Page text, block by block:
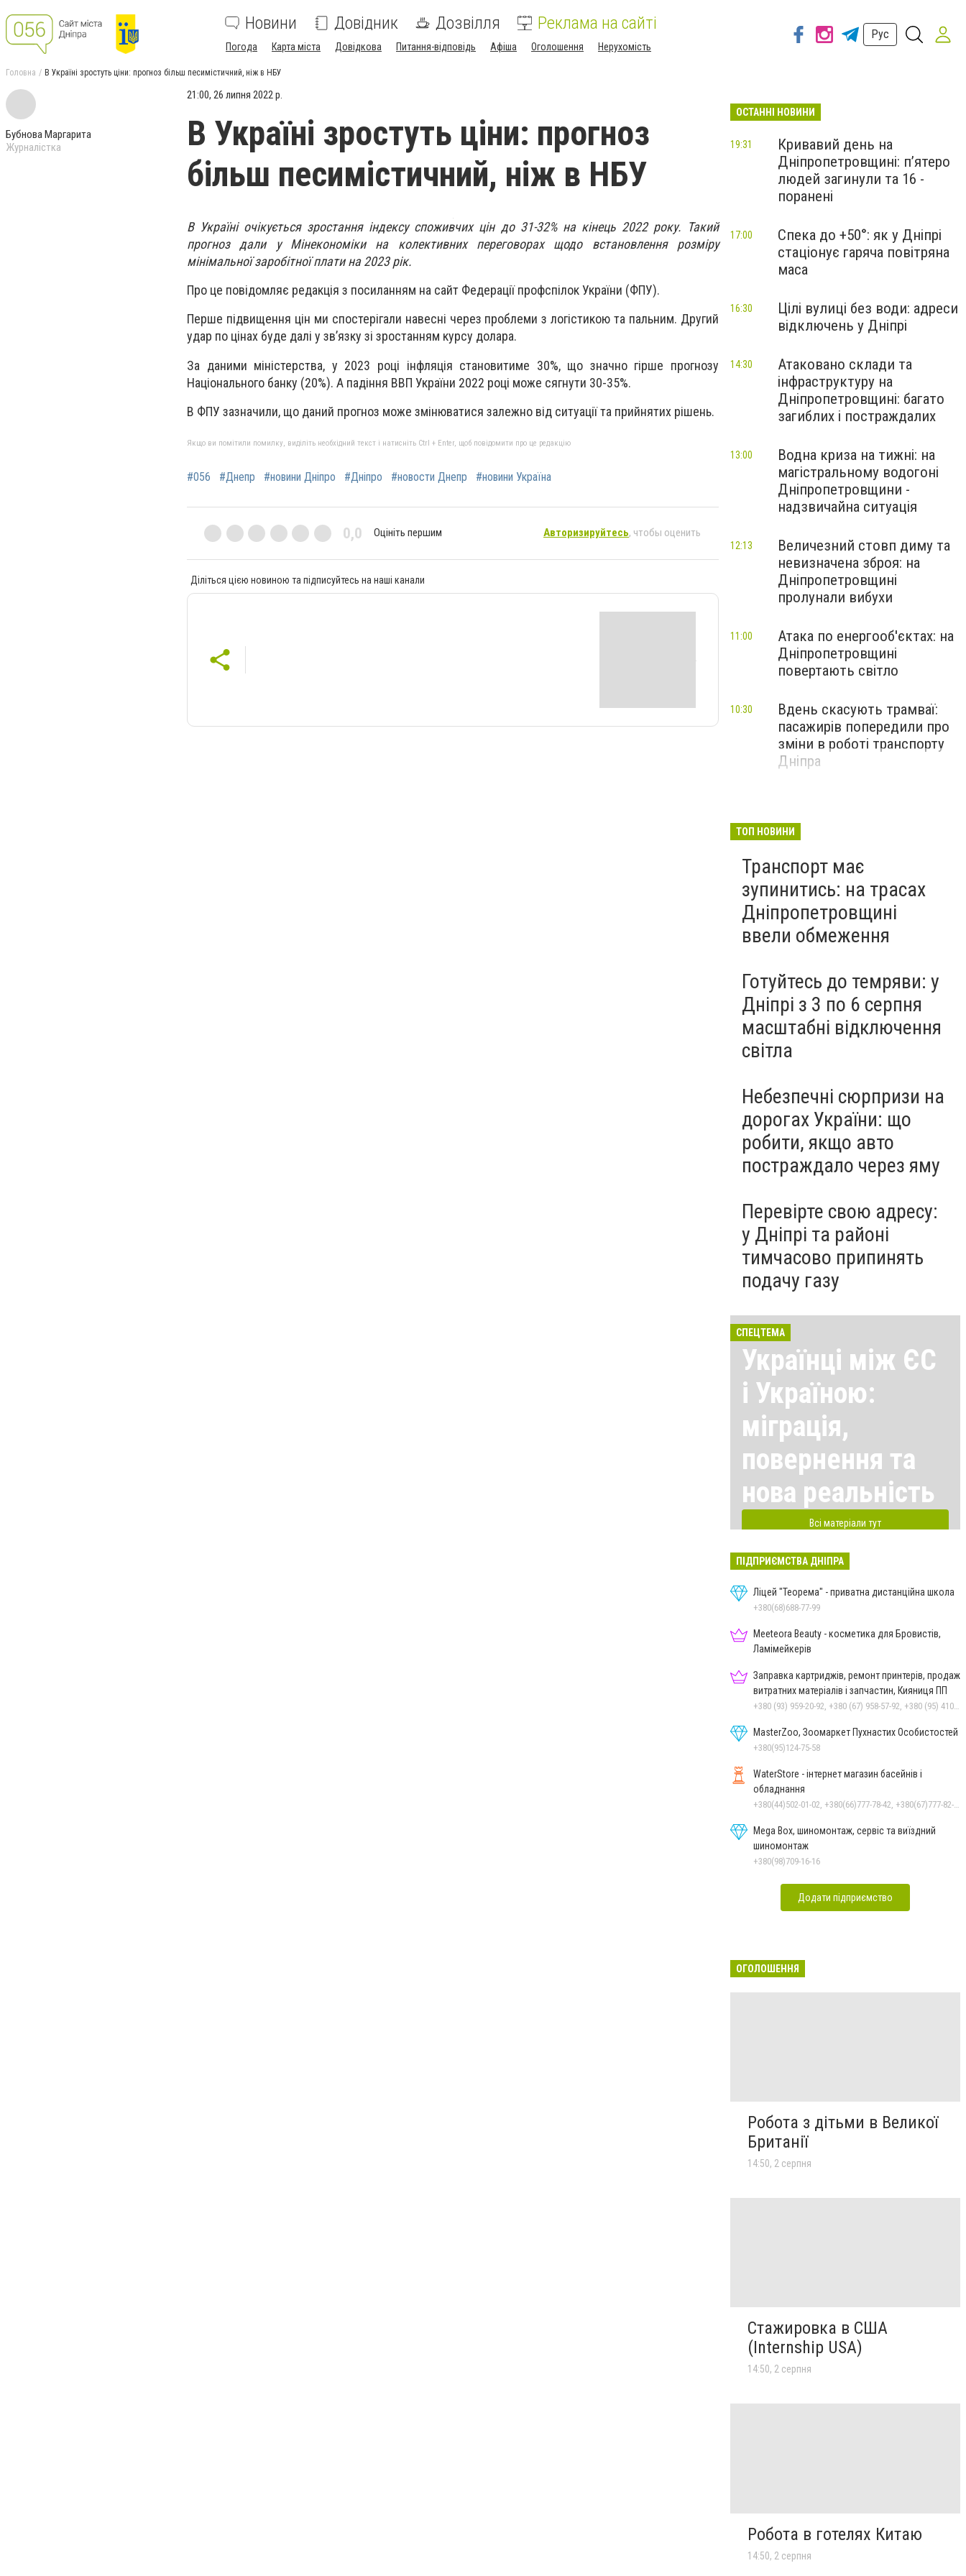
Новини Довідник Дозвілля Реклама на сайті
Погода Карта міста Довідкова Питання-відповідь Афіша Оголошення Нерухомість
Рус
Головна В Україні зростуть ціни: прогноз більш песимістичний, ніж в НБУ
Бубнова Маргарита
Журналістка
21:00, 26 липня 2022 р.
В Україні зростуть ціни: прогноз
більш песимістичний, ніж в НБУ
В Україні очікується зростання індексу споживчих цін до 31-32% на кінець 2022 року. Такий
прогноз дали у Мінекономіки на колективних переговорах щодо встановлення розміру
мінімальної заробітної плати на 2023 рік.
Про це повідомляє редакція з посиланням на сайт Федерації профспілок України (ФПУ).
Перше підвищення цін ми спостерігали навесні через проблеми з логістикою та пальним. Другий
удар по цінах буде далі у зв’язку зі зростанням курсу долара.
За даними міністерства, у 2023 році інфляція становитиме 30%, що значно гірше прогнозу
Національного банку (20%). А падіння ВВП України 2022 році може сягнути 30-35%.
В ФПУ зазначили, що даний прогноз може змінюватися залежно від ситуації та прийнятих рішень.
Якщо ви помітили помилку, виділіть необхідний текст і натисніть Ctrl + Enter, щоб повідомити про це редакцію
#056 #Днепр #новини Дніпро #Дніпро #новости Днепр #новини Україна
0,0 Оцініть першим Авторизируйтесь, чтобы оценить
Діліться цією новиною та підписуйтесь на наші канали
ОСТАННІ НОВИНИ
Кривавий день на
Дніпропетровщині: п’ятеро
людей загинули та 16 -
поранені
19:31
Спека до +50°: як у Дніпрі
стаціонує гаряча повітряна
маса
17:00
Цілі вулиці без води: адреси
відключень у Дніпрі
16:30
Атаковано склади та
інфраструктуру на
Дніпропетровщині: багато
загиблих і постраждалих
14:30
Водна криза на тижні: на
магістральному водогоні
Дніпропетровщини -
надзвичайна ситуація
13:00
Величезний стовп диму та
невизначена зброя: на
Дніпропетровщині
пролунали вибухи
12:13
Атака по енергооб'єктах: на
Дніпропетровщині
повертають світло
11:00
Вдень скасують трамваї:
пасажирів попередили про
зміни в роботі транспорту
Дніпра
10:30
ТОП НОВИНИ
Транспорт має
зупинитись: на трасах
Дніпропетровщині
ввели обмеження
Готуйтесь до темряви: у
Дніпрі з 3 по 6 серпня
масштабні відключення
світла
Небезпечні сюрпризи на
дорогах України: що
робити, якщо авто
постраждало через яму
Перевірте свою адресу:
у Дніпрі та районі
тимчасово припинять
подачу газу
СПЕЦТЕМА
Українці між ЄС
і Україною:
міграція,
повернення та
нова реальність
Всі матеріали тут
ПІДПРИЄМСТВА ДНІПРА
Ліцей "Теорема" - приватна дистанційна школа
+380(68)688-77-99
Meeteora Beauty - косметика для Бровистів,
Ламімейкерів
Заправка картриджів, ремонт принтерів, продаж
витратних матеріалів і запчастин, Кияниця ПП
MasterZoo, Зоомаркет Пухнастих Особистостей
+380(95)124-75-58
WaterStore - інтернет магазин басейнів і
обладнання
Mega Box, шиномонтаж, сервіс та виїздний
шиномонтаж
+380(98)709-16-16
Додати підприємство
ОГОЛОШЕННЯ
Робота з дітьми в Великої
Британії
14:50, 2 серпня
Стажировка в США
(Internship USA)
14:50, 2 серпня
Робота в готелях Китаю
14:50, 2 серпня